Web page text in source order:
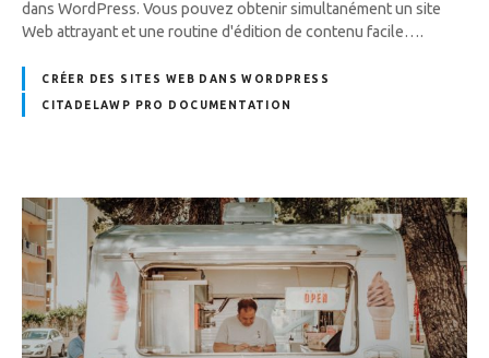
dans WordPress. Vous pouvez obtenir simultanément un site
Web attrayant et une routine d'édition de contenu facile….
CRÉER DES SITES WEB DANS WORDPRESS
CITADELAWP PRO DOCUMENTATION